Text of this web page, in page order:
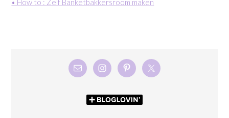
• How to : Zelf Banketbakkersroom maken